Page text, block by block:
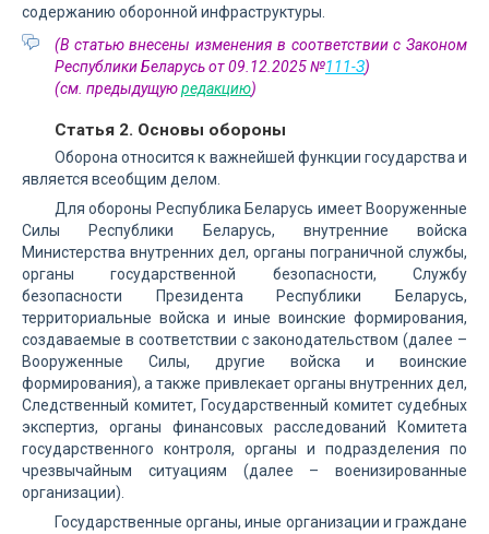
содержанию оборонной инфраструктуры.
(В статью внесены изменения в соответствии с Законом
Республики Беларусь от 09.12.2025 №111-З)
(см. предыдущуюредакцию)
Статья 2. Основы обороны
Оборона относится к важнейшей функции государства и
является всеобщим делом.
Для обороны Республика Беларусь имеет Вооруженные
Силы Республики Беларусь, внутренние войска
Министерства внутренних дел, органы пограничной службы,
органы государственной безопасности, Службу
безопасности Президента Республики Беларусь,
территориальные войска и иные воинские формирования,
создаваемые в соответствии с законодательством (далее –
Вооруженные Силы, другие войска и воинские
формирования), а также привлекает органы внутренних дел,
Следственный комитет, Государственный комитет судебных
экспертиз, органы финансовых расследований Комитета
государственного контроля, органы и подразделения по
чрезвычайным ситуациям (далее – военизированные
организации).
Государственные органы, иные организации и граждане